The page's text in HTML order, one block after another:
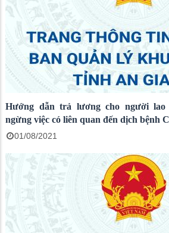
Hướng dẫn trả lương cho người
ngừng việc có liên quan đến dịch bệnh
01/08/2021